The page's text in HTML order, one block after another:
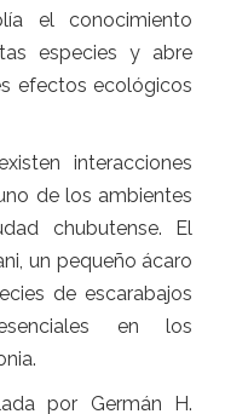
el conocimiento
especies y abre
efectos ecológicos
interacciones
de los ambientes
chubutense. El
un pequeño ácaro
de escarabajos
en los
por Germán H.